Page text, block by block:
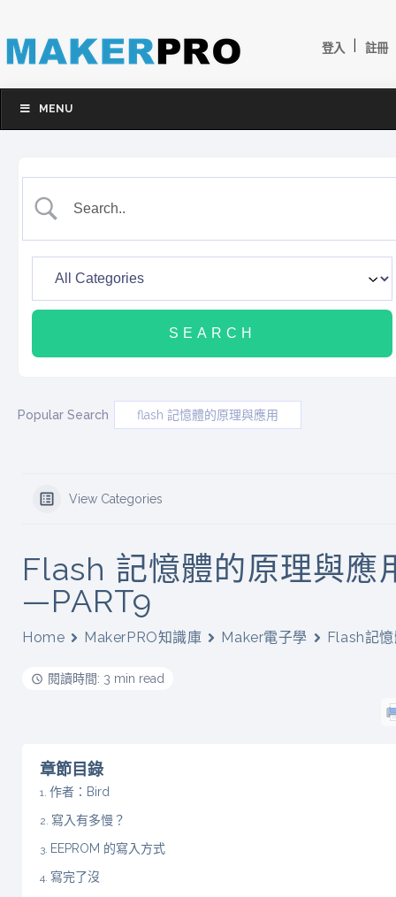
登入 註冊
MENU
Popular Search flash 記憶體的原理與應用
View Categories
Flash 記憶體的原理與應
—PART9
Home MakerPRO知識庫 Maker電子學 Flash記
閱讀時間: 3 min read
章節目錄
作者：Bird
寫入有多慢？
EEPROM 的寫入方式
寫完了沒